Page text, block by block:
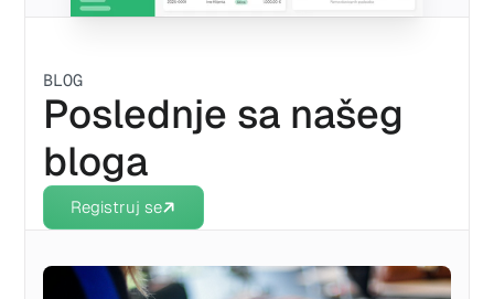
BLOG
Poslednje sa našeg
bloga
Registruj se